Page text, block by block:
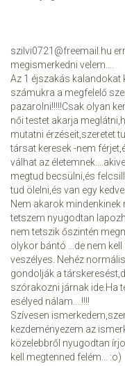
szilvi0721@freemail.hu
megismerkedni velem....
Az 1 éjszakás kalandokat
számukra a megfelelő
pazarolni!!!!!Csak olyan
női testet akarja
mutatni érzéseit,szeretet
társat keresek -nem
válhat az
megtud becsülni,és
tud ölelni,és van egy
Nem akarok mindenkinek
tetszem nyugodtan
nem tetszik őszintén
olykor bántó ...de nem
veszélyes. Nehéz
gondolják a
szórakozni járnak ide.Ha
esélyed nálam....!!!!
Szívesen
kezdeményezem az
közelebbről nyugodtan
kell megtenned felém... :o)